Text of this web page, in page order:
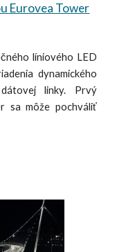
Eurovea Tower
líniového LED
dynamického
linky. Prvý
sa môže pochváliť